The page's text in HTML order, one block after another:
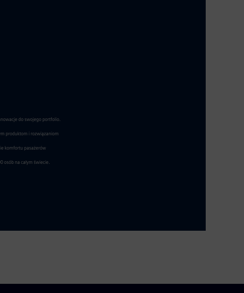
do swojego portfolio.
produktom i rozwiązaniom
komfortu pasażerów
osób na całym świecie.